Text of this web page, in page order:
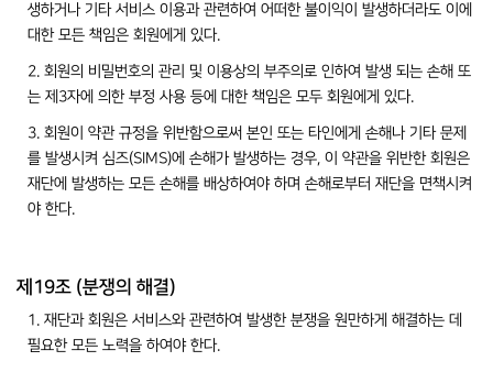
생하거나 기타 서비스 이용과 관련하여 어떠한 불이익이 발생하더라도 이에
대한 모든 책임은 회원에게 있다.
2. 회원의 비밀번호의 관리 및 이용상의 부주의로 인하여 발생 되는 손해 또
는 제3자에 의한 부정 사용 등에 대한 책임은 모두 회원에게 있다.
3. 회원이 약관 규정을 위반함으로써 본인 또는 타인에게 손해나 기타 문제
를 발생시켜 심즈(SIMS)에 손해가 발생하는 경우, 이 약관을 위반한 회원은
재단에 발생하는 모든 손해를 배상하여야 하며 손해로부터 재단을 면책시켜
야 한다.
제19조 (분쟁의 해결)
1. 재단과 회원은 서비스와 관련하여 발생한 분쟁을 원만하게 해결하는 데
필요한 모든 노력을 하여야 한다.